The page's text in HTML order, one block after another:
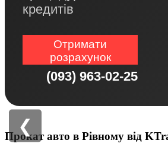
кредитів
Отримати
розрахунок
(093) 963-02-25
Прокат авто в Рівному від
❮